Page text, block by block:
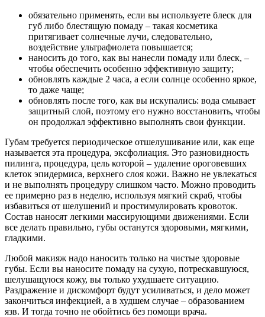
обязательно применять, если вы используете блеск для
губ либо блестящую помаду – такая косметика
притягивает солнечные лучи, следовательно,
воздействие ультрафиолета повышается;
наносить до того, как вы нанесли помаду или блеск, –
чтобы обеспечить особенно эффективную защиту;
обновлять каждые 2 часа, а если солнце особенно яркое,
то даже чаще;
обновлять после того, как вы искупались: вода смывает
защитный слой, поэтому его нужно восстановить, чтобы
он продолжал эффективно выполнять свои функции.
Губам требуется периодическое отшелушивание или, как еще
называется эта процедура, эксфолиация. Это разновидность
пилинга, процедура, цель которой – удаление ороговевших
клеток эпидермиса, верхнего слоя кожи. Важно не увлекаться
и не выполнять процедуру слишком часто. Можно проводить
ее примерно раз в неделю, используя мягкий скраб, чтобы
избавиться от шелушений и простимулировать кровоток.
Состав наносят легкими массирующими движениями. Если
все делать правильно, губы останутся здоровыми, мягкими,
гладкими.
Любой макияж надо наносить только на чистые здоровые
губы. Если вы наносите помаду на сухую, потрескавшуюся,
шелушащуюся кожу, вы только ухудшаете ситуацию.
Раздражение и дискомфорт будут усиливаться, и дело может
закончиться инфекцией, а в худшем случае – образованием
язв. И тогда точно не обойтись без помощи врача.